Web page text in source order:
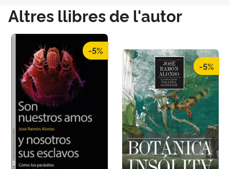
Altres llibres de l'autor
-5%
-5%